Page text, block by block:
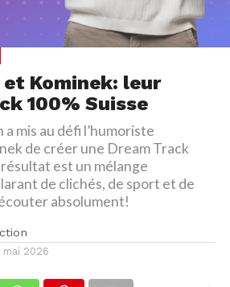
Kominek: leur
100% Suisse
a mis au défi l’humoriste
de créer une Dream Track
résultat est un mélange
de clichés, de sport et de
absolument!
mai 2026